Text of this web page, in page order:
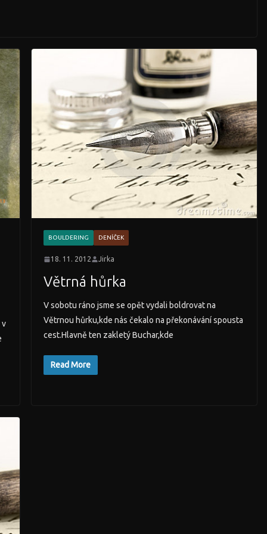
v
BOULDERING DENÍČEK
18. 11. 2012 Jirka
Větrná hůrka
V sobotu ráno jsme se opět vydali boldrovat na
Větrnou hůrku,kde nás čekalo na překonávání spousta
cest.Hlavně ten zakletý Buchar,kde
Read More